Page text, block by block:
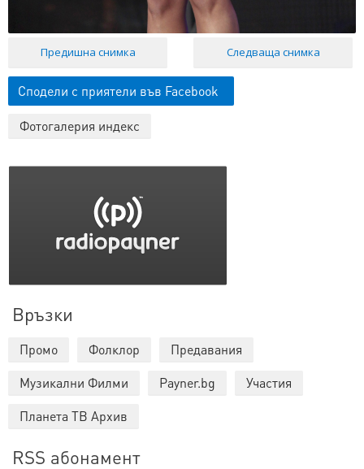
Предишна снимка Следваща снимка
Сподели с приятели във Facebook
Фотогалерия индекс
Връзки
Промо Фолклор
Предавания
Музикални Филми
Payner.bg
Участия
Планета ТВ Архив
RSS абонамент